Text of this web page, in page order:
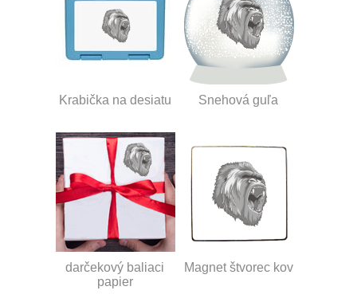
Krabička na desiatu Snehová guľa
darčekový baliaci
papier
Magnet štvorec kov